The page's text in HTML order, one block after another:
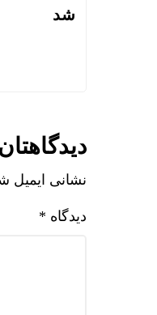
شد
نشانی ایمیل
دیدگاه *